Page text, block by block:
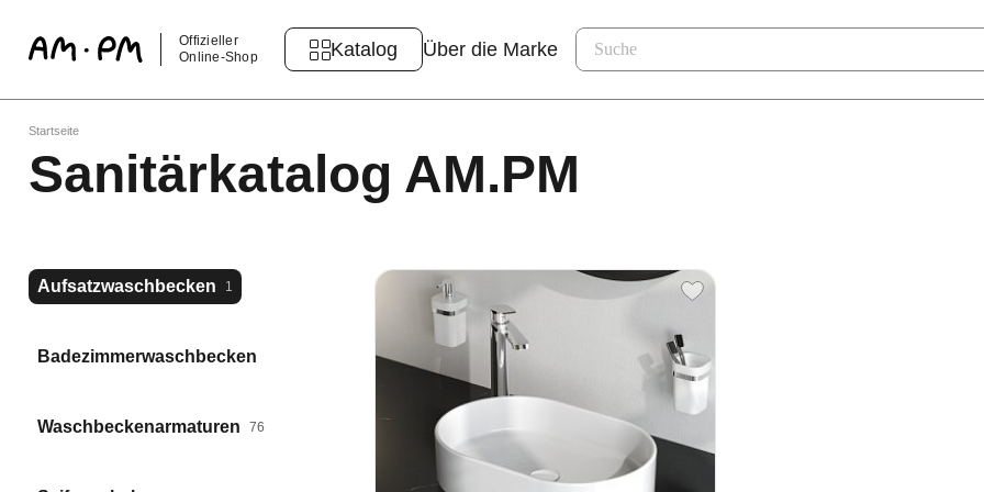
Offizieller
Online-Shop
Katalog Über die Marke
Startseite
Sanitärkatalog AM.PM
Aufsatzwaschbecken 1
Badezimmerwaschbecken
Waschbeckenarmaturen 76